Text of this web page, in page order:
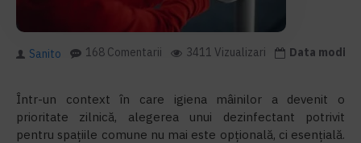
Sanito 168 Comentarii 3411 Vizualizari Data
Într-un context în care igiena mâinilor a devenit o
prioritate zilnică, alegerea unui dezinfectant potrivit
pentru spațiile comune nu mai este opțională, ci esențială.